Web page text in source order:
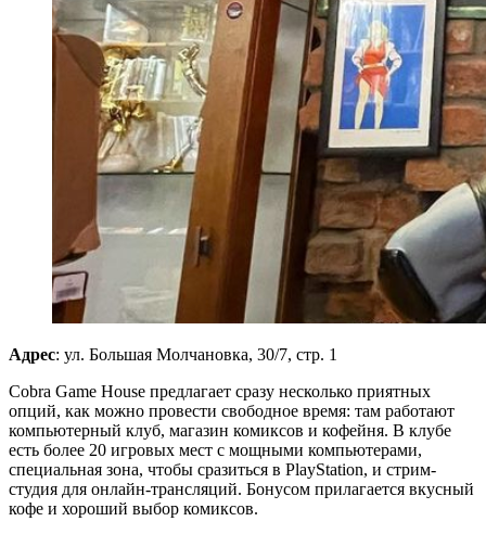
Адрес: ул. Большая Молчановка, 30/7, стр. 1
Cobra Game House предлагает сразу несколько приятных
опций, как можно провести свободное время: там работают
компьютерный клуб, магазин комиксов и кофейня. В клубе
есть более 20 игровых мест с мощными компьютерами,
специальная зона, чтобы сразиться в PlayStation, и стрим-
студия для онлайн-трансляций. Бонусом прилагается вкусный
кофе и хороший выбор комиксов.